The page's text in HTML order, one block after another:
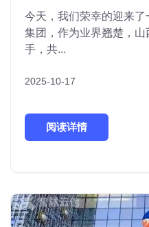
今天，我们荣幸的迎来
集团，作为业界翘楚，
手，共...
2025-10-17
阅读详情